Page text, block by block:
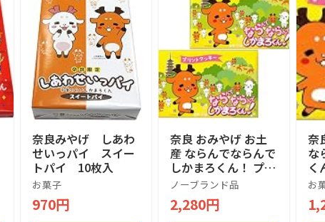
奈良みやげ しあわ
せいっパイ スイー
トパイ 10枚入
お菓子
970円
奈良 おみやげ お土
産 ならんでならんで
しかまろくん！ プリ
ントクッキー 18枚入
り×2個
ノーブランド品
2,280円
奈
な
ッ
お